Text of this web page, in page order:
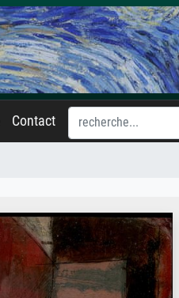
Contact